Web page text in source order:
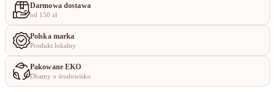
Darmowa dostawa
od 150 zł
Polska marka
Produkt lokalny
Pakowane EKO
Dbamy o środowisko